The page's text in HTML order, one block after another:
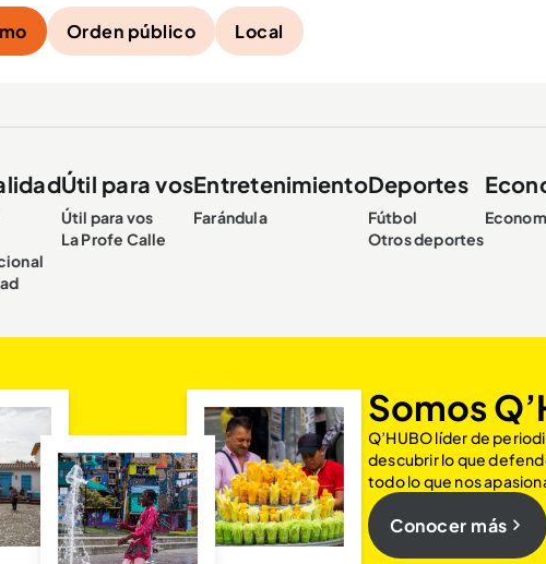
Orden público Local
Útil para vos
Útil para vos
La Profe Calle
Entretenimiento
Farándula
Deportes
Fútbol
Otros deportes
Somos
Q’HUBO líder de
descubrir lo que
todo lo que nos
Conocer más